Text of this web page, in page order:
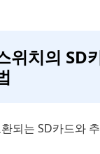
위치의 SD
되는 SD카드와